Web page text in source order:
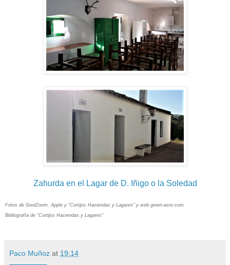
Zahurda en el Lagar de D. Iñigo o la Soledad
Fotos de GoolZoom, Apple y "Cortijos Haciendas y Lagares" y web green-acre.com
Bibliografía de "Cortijos Haciendas y Lagares"
Paco Muñoz at 19:14